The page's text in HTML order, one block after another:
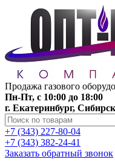
Продажа газового
Пн-Пт, с 10:00 до 18:00
г. Екатеринбург,
+7 (343) 227-80-04
+7 (343) 382-24-41
Заказать обратный звонок